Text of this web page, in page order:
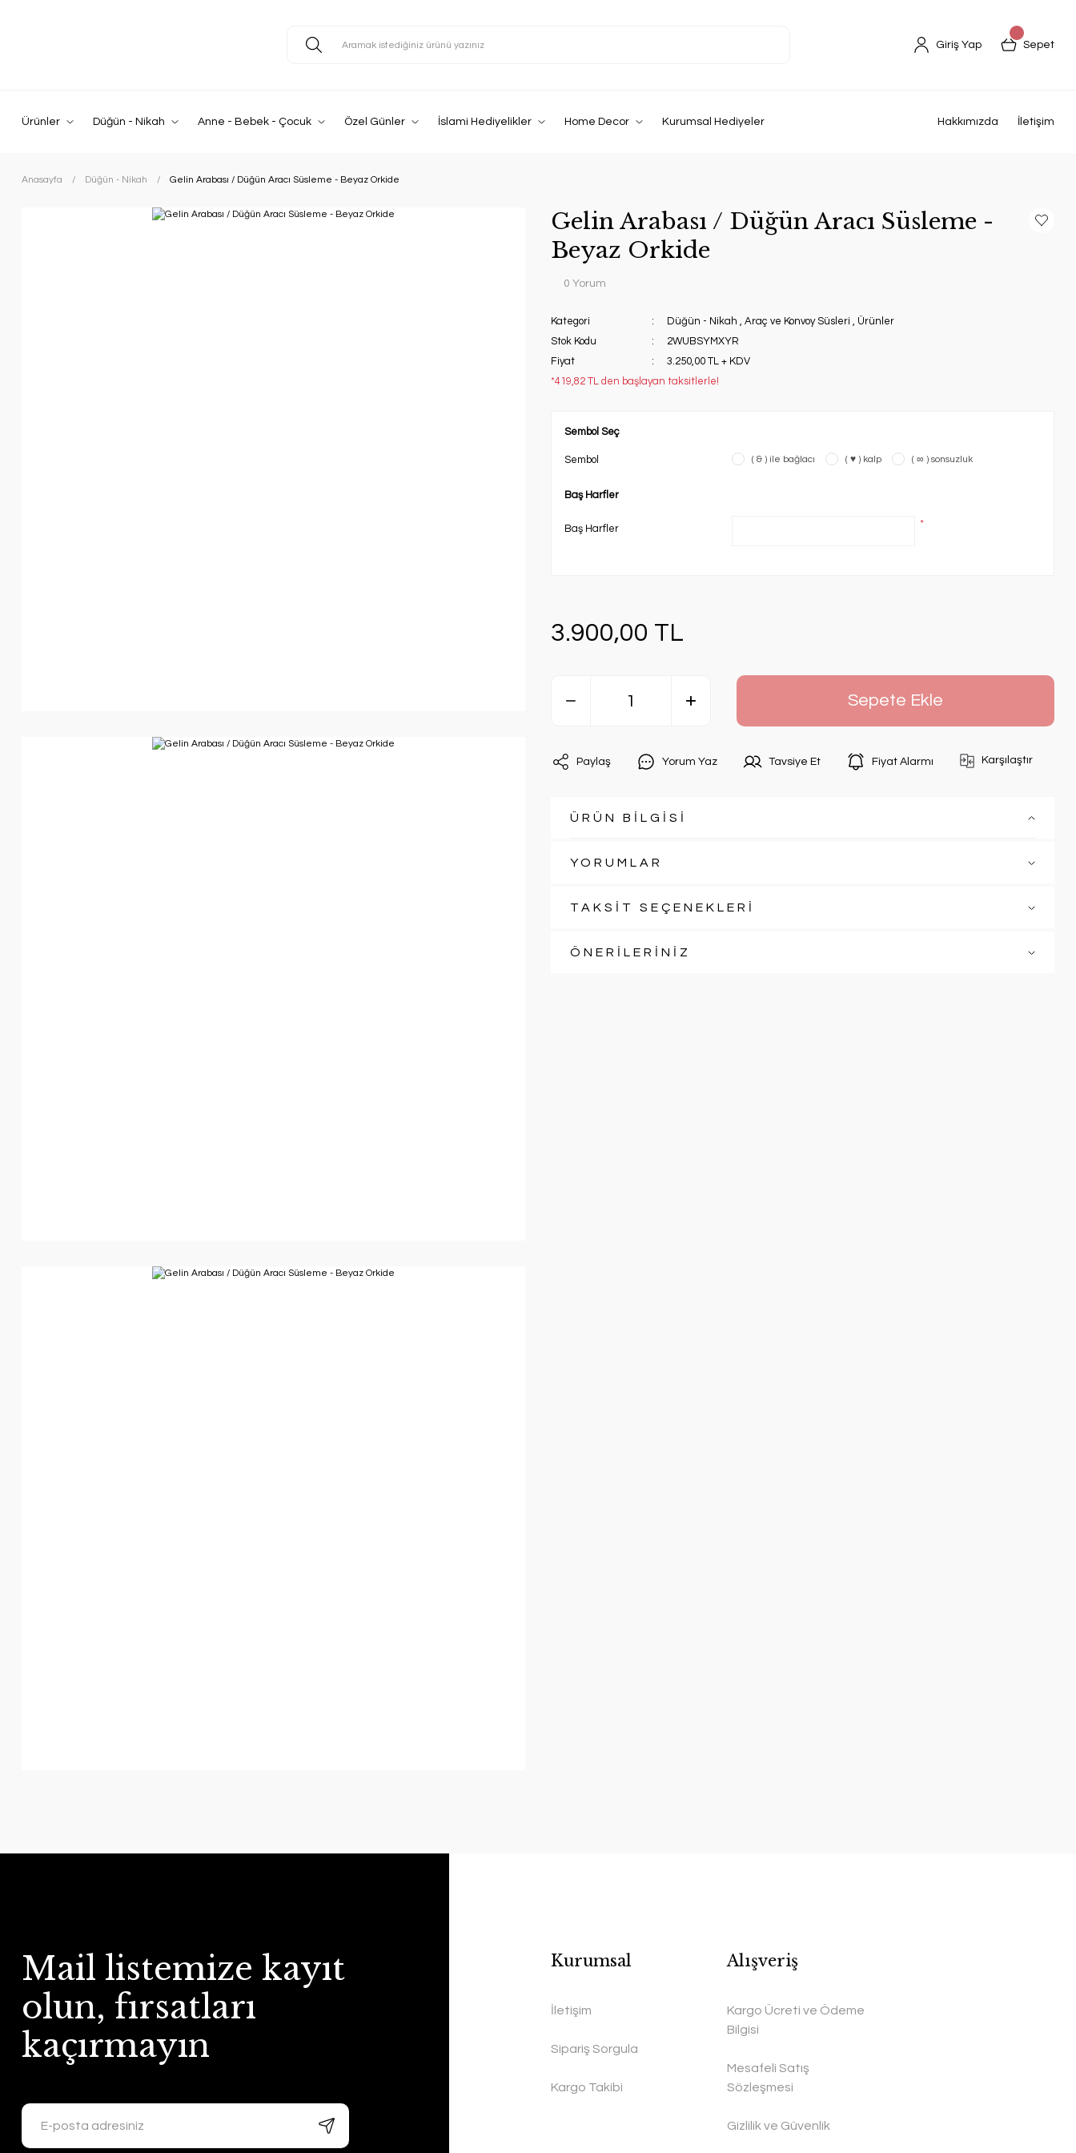
Giriş Yap Sepet
Ürünler Düğün - Nikah Anne - Bebek - Çocuk Özel Günler İslami Hediyelikler Home Decor Kurumsal Hediyeler Hakkımızda İletişim
Anasayfa Düğün - Nikah Gelin Arabası / Düğün Aracı Süsleme - Beyaz Orkide
Gelin Arabası / Düğün Aracı Süsleme -
Beyaz Orkide
0 Yorum
Kategori Düğün - Nikah , Araç ve Konvoy Süsleri , Ürünler
Stok Kodu
2WUBSYMXYR
Fiyat
3.250,00 TL + KDV
*419,82 TL den başlayan taksitlerle!
Sembol Seç
Sembol ( & ) ile bağlacı ( ♥ ) kalp ( ∞ ) sonsuzluk
Baş Harfler
Baş Harfler *
3.900,00 TL
Sepete Ekle
Paylaş Yorum Yaz Tavsiye Et Fiyat Alarmı Karşılaştır
ÜRÜN BİLGİSİ
YORUMLAR
TAKSİT SEÇENEKLERİ
ÖNERİLERİNİZ
Mail listemize kayıt
olun, fırsatları
kaçırmayın
Kurumsal
İletişim
Sipariş Sorgula
Kargo Takibi
Alışveriş
Kargo Ücreti ve Ödeme
Bilgisi
Mesafeli Satış
Sözleşmesi
Gizlilik ve Güvenlik